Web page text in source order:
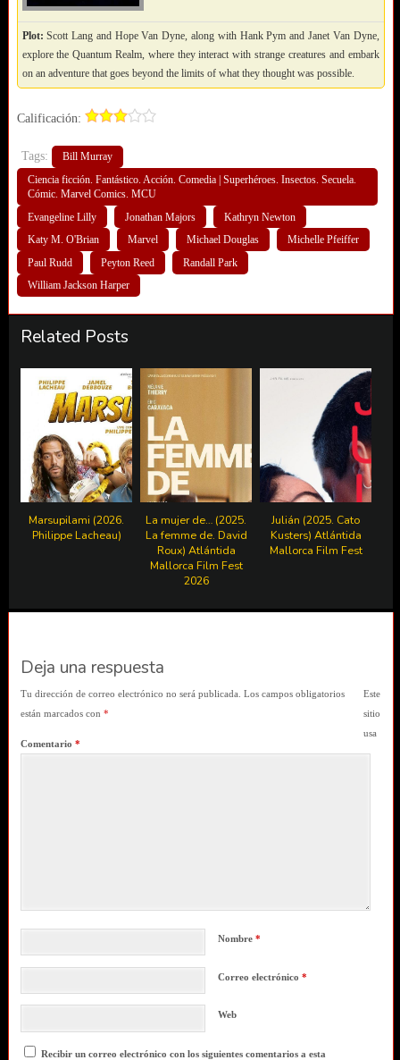
Plot: Scott Lang and Hope Van Dyne, along with Hank Pym and Janet Van Dyne,
explore the Quantum Realm, where they interact with strange creatures and embark
on an adventure that goes beyond the limits of what they thought was possible.
Calificación:
Tags:
Bill Murray
Ciencia ficción. Fantástico. Acción. Comedia | Superhéroes. Insectos. Secuela.
Cómic. Marvel Comics. MCU
Evangeline Lilly
Jonathan Majors
Kathryn Newton
Katy M. O'Brian
Marvel Michael Douglas
Michelle Pfeiffer
Paul Rudd
Peyton Reed
Randall Park
William Jackson Harper
Related Posts
Marsupilami (2026.
Philippe Lacheau)
La mujer de… (2025.
La femme de. David
Roux) Atlántida
Mallorca Film Fest
2026
Julián (2025. Cato
Kusters) Atlántida
Mallorca Film Fest
Deja una respuesta
Tu dirección de correo electrónico no será publicada. Los campos obligatorios
están marcados con *
Comentario *
Nombre *
Correo electrónico *
Web
Recibir un correo electrónico con los siguientes comentarios a esta
Este
sitio
usa